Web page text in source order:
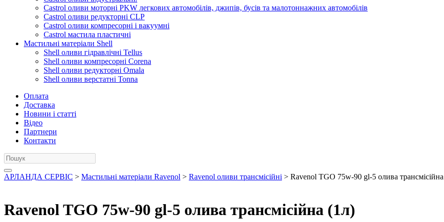
Castrol оливи моторні PKW легкових автомобілів, джипів, бусів та малотоннажних автомобілів
Castrol оливи редукторні CLP
Castrol оливи компресорні і вакуумні
Castrol мастила пластичні
Мастильні матеріали Shell
Shell оливи гідравлічні Tellus
Shell оливи компресорні Corena
Shell оливи редукторні Omala
Shell оливи верстатні Tonna
Оплата
Доставка
Новини і статті
Відео
Партнери
Контакти
АРЛАНДА СЕРВІС > Мастильні матеріали Ravenol > Ravenol оливи трансмісійні > Ravenol TGO 75w-90 gl-5 олива
Ravenol TGO 75w-90 gl-5 олива трансмісійна (1л)